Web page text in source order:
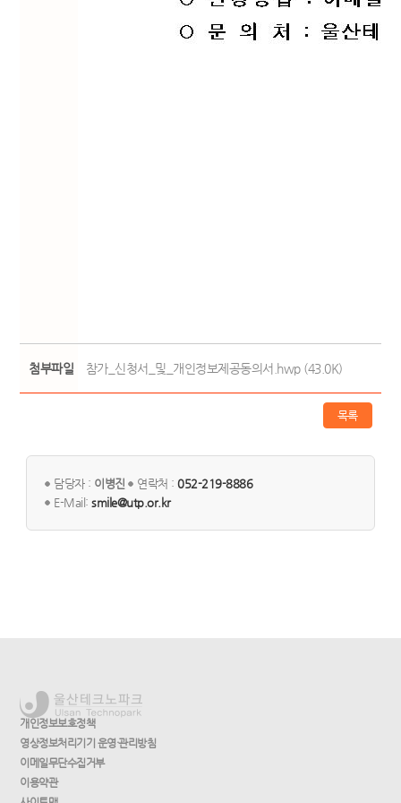
첨부파일 참가_신청서_및_개인정보제공동의서.hwp (43.0K)
목록
담당자 : 이병진 연락처 :052-219-8886
E-Mail:smile@utp.or.kr
개인정보보호정책
영상정보처리기기 운영·관리방침
이메일무단수집거부
이용약관